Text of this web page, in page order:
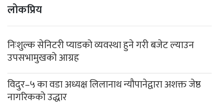
लोकप्रिय
निःशुल्क सेनिटरी प्याडको व्यवस्था हुने गरी बजेट ल्याउन
उपसभामुखको आग्रह
विदुर–५ का वडा अध्यक्ष लिलानाथ न्यौपानेद्वारा अशक्त जेष्ठ
नागरिकको उद्धार